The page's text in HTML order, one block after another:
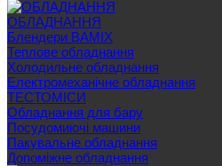
ОБЛАДНАННЯ
Блендери BAMIX
Теплове обладнання
Холодильне обладнання
Електромеханічне обладнання
ТЕСТОМІСИ
Обладнання для бару
Посудомиючі машини
Пакувальне обладнання
Допоміжне обладнання